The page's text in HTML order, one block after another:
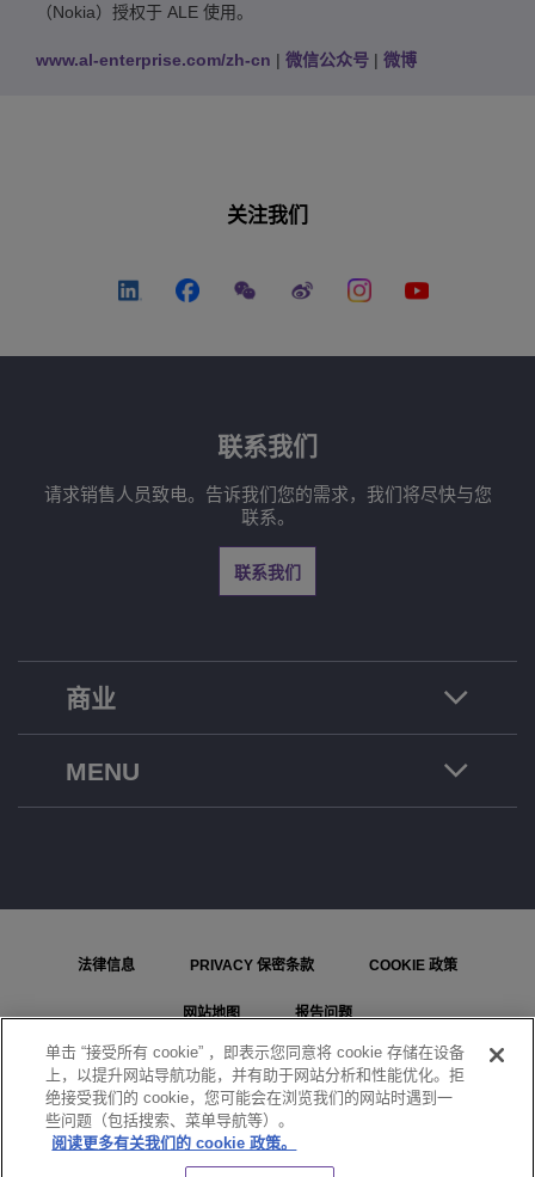
（Nokia）授权于 ALE 使用。
www.al-enterprise.com/zh-cn | 微信公众号 | 微博
关注我们
商业
联系我们
请求销售人员致电。告诉我们您的需求，我们将尽快与您
联系。
联系我们
MENU
© ALE International, ALE USA Inc. 2026 年版权所有。在所有国家或地区保留所有权利。
法律信息 PRIVACY 保密条款 COOKIE 政策
网站地图 报告问题
COOKIE 设置
单击 “接受所有 cookie” ，即表示您同意将 cookie 存储在设备
上，以提升网站导航功能，并有助于网站分析和性能优化。拒
绝接受我们的 cookie，您可能会在浏览我们的网站时遇到一
些问题（包括搜索、菜单导航等）。
阅读更多有关我们的 cookie 政策。